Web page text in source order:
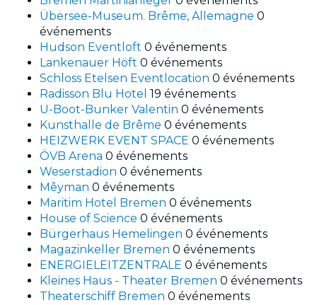
Übersee-Museum. Brême, Allemagne 0
événements
Hudson Eventloft 0 événements
Lankenauer Höft 0 événements
Schloss Etelsen Eventlocation 0 événements
Radisson Blu Hotel 19 événements
U-Boot-Bunker Valentin 0 événements
Kunsthalle de Brême 0 événements
HEIZWERK EVENT SPACE 0 événements
ÖVB Arena 0 événements
Weserstadion 0 événements
Mêyman 0 événements
Maritim Hotel Bremen 0 événements
House of Science 0 événements
Bürgerhaus Hemelingen 0 événements
Magazinkeller Bremen 0 événements
ENERGIELEITZENTRALE 0 événements
Kleines Haus - Theater Bremen 0 événements
Theaterschiff Bremen 0 événements